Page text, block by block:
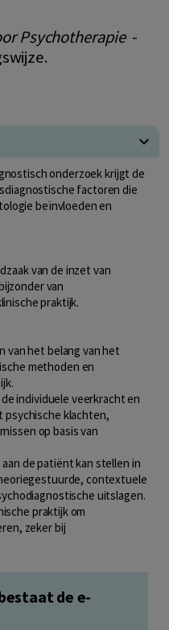
Psychotherapie-
onderzoek krijgt de
factoren die
beïnvloeden en
van de inzet van
van
praktijk.
van het belang van het
methoden en
individuele veerkracht en
psychische klachten,
op basis van
de patiënt kan stellen in
contextuele
uitslagen.
praktijk om
zeker bij
de e-